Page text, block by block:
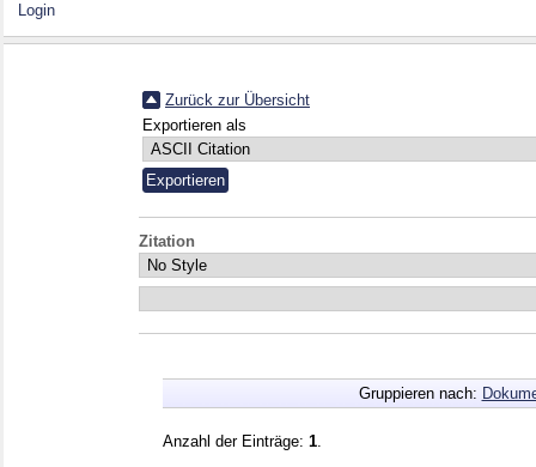
Login
Zurück zur Übersicht
Exportieren als
Zitation
Gruppieren nach:
Anzahl der Einträge: 1